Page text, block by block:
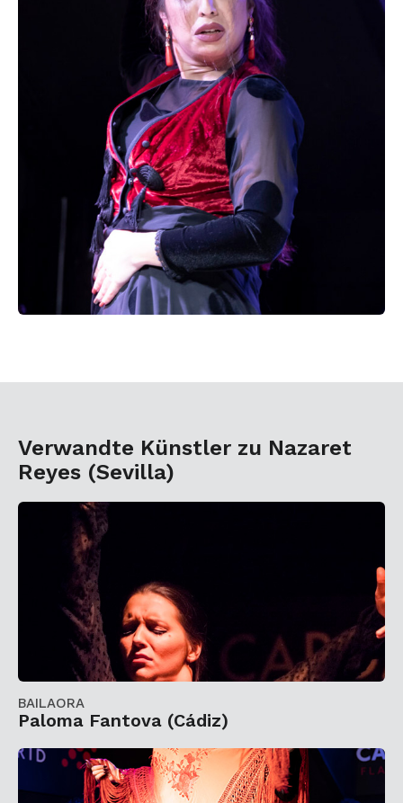
Verwandte Künstler zu Nazaret
Reyes (Sevilla)
BAILAORA
Paloma Fantova (Cádiz)